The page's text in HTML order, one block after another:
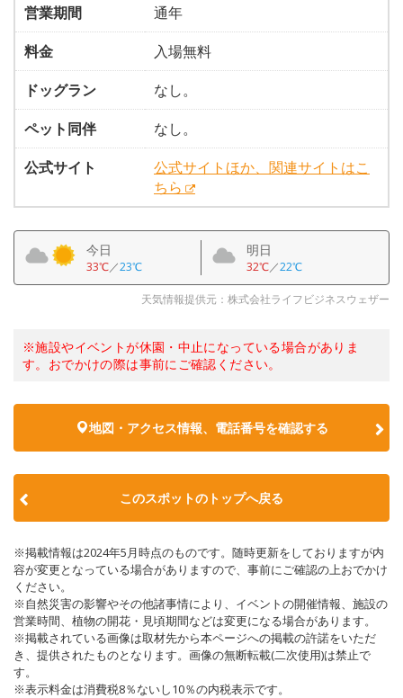
営業期間
通年
料金
入場無料
ドッグラン
なし。
ペット同伴
なし。
公式サイト
公式サイトほか、関連サイトはこ
ちら
今日
33℃／23℃
明日
32℃／22℃
天気情報提供元：株式会社ライフビジネスウェザー
※施設やイベントが休園・中止になっている場合がありま
す。おでかけの際は事前にご確認ください。
地図・アクセス情報、電話番号を確認する
このスポットのトップへ戻る
※掲載情報は2024年5月時点のものです。随時更新をしておりますが内
容が変更となっている場合がありますので、事前にご確認の上おでかけ
ください。
※自然災害の影響やその他諸事情により、イベントの開催情報、施設の
営業時間、植物の開花・見頃期間などは変更になる場合があります。
※掲載されている画像は取材先から本ページへの掲載の許諾をいただ
き、提供されたものとなります。画像の無断転載(二次使用)は禁止で
す。
※表示料金は消費税8％ないし10％の内税表示です。